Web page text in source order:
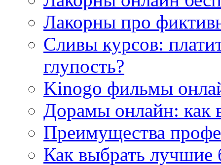
Лакорны про
Сливы курсов:
глупость?
Kinogo фильмы
Дорамы онлайн: как
Преимущества
Как выбрать